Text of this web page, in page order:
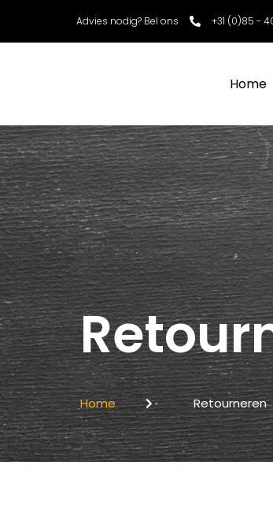
Advies nodig? Bel ons +31 (0)85 -
Home
Home Retourneren